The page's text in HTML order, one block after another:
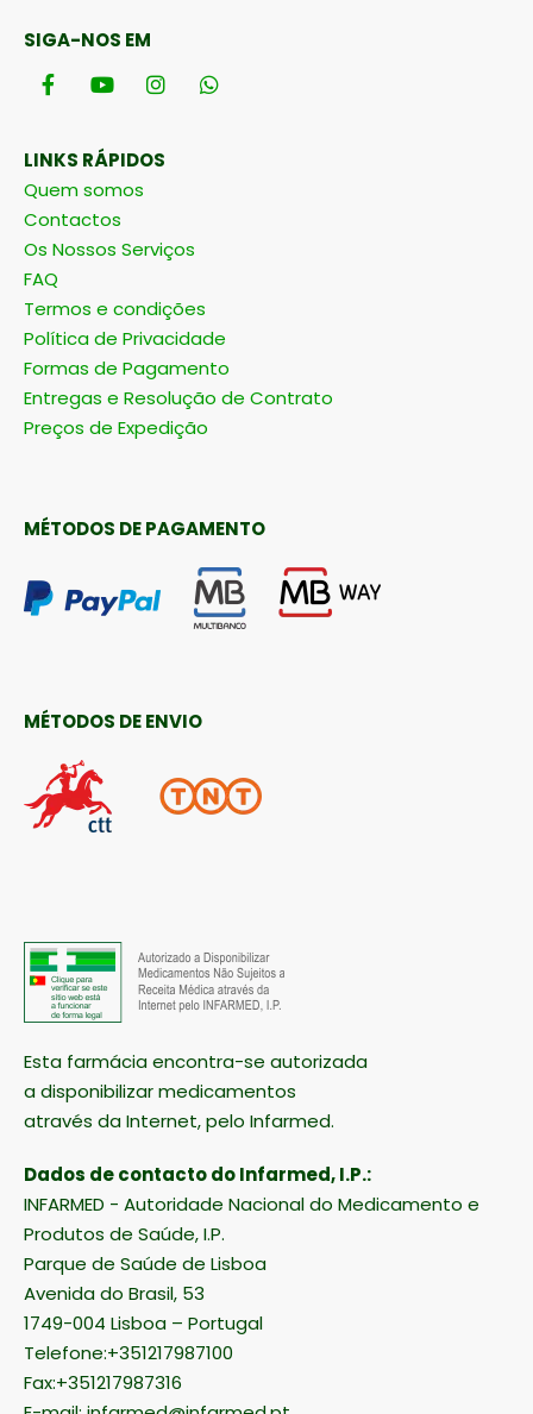
SIGA-NOS EM
LINKS RÁPIDOS
Quem somos
Contactos
Os Nossos Serviços
FAQ
Termos e condições
Política de Privacidade
Formas de Pagamento
Entregas e Resolução de Contrato
Preços de Expedição
MÉTODOS DE PAGAMENTO
MÉTODOS DE ENVIO
Esta farmácia encontra-se autorizada
a disponibilizar medicamentos
através da Internet, pelo Infarmed.
Dados de contacto do Infarmed, I.P.:
INFARMED - Autoridade Nacional do Medicamento e
Produtos de Saúde, I.P.
Parque de Saúde de Lisboa
Avenida do Brasil, 53
1749-004 Lisboa – Portugal
Telefone:+351217987100
Fax:+351217987316